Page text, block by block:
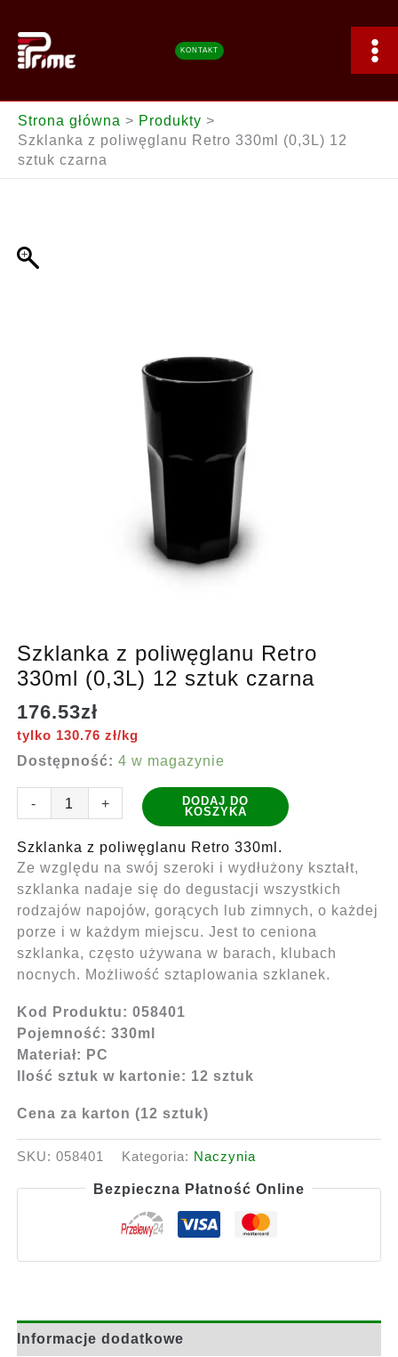
treści
KONTAKT
Strona główna
Produkty
Szklanka z poliwęglanu Retro 330ml (0,3L) 12
sztuk czarna
Szklanka z poliwęglanu Retro
330ml (0,3L) 12 sztuk czarna
176.53zł
tylko 130.76 zł/kg
Dostępność: 4 w magazynie
-
Szklanka
z
poliwęglanu
Retro
330ml
(0,3L)
12
sztuk
+
DODAJ DO
KOSZYKA
Szklanka z poliwęglanu Retro 330ml.
Ze względu na swój szeroki i wydłużony kształt,
szklanka nadaje się do degustacji wszystkich
rodzajów napojów, gorących lub zimnych, o każdej
porze i w każdym miejscu. Jest to ceniona
szklanka, często używana w barach, klubach
nocnych. Możliwość sztaplowania szklanek.
Kod Produktu: 058401
Pojemność: 330ml
Materiał: PC
Ilość sztuk w kartonie: 12 sztuk
Cena za karton (12 sztuk)
SKU: 058401 Kategoria: Naczynia
Bezpieczna Płatność Online
Informacje dodatkowe
poliwęglanu
Retro
330ml
12
sztuk
czarna